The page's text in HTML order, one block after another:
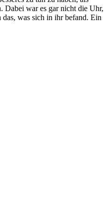
Dabei war es gar nicht die Uhr,
das, was sich in ihr befand. Ein